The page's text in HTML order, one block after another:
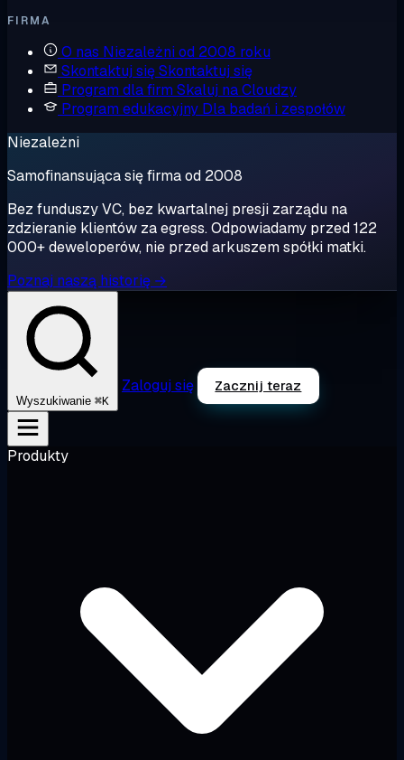
FIRMA
O nas Niezależni od 2008 roku
Skontaktuj sięSkontaktuj się
Program dla firm Skaluj na Cloudzy
Program edukacyjny Dla badań i zespołów
Niezależni
Samofinansująca się firma od 2008
Bez funduszy VC, bez kwartalnej presji zarządu na
zdzieranie klientów za egress. Odpowiadamy przed 122
000+ deweloperów, nie przed arkuszem spółki matki.
Poznaj naszą historię →
Wyszukiwanie ⌘K
Zaloguj się Zacznij teraz
Produkty